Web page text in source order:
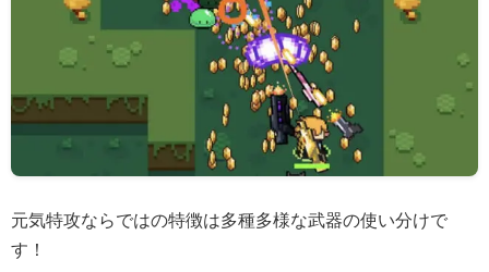
元気特攻ならではの特徴は多種多様な武器の使い分けで
す！